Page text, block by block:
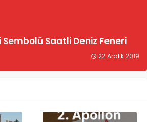
Sembolü Saatli Deniz Feneri
22 Aralık 2019